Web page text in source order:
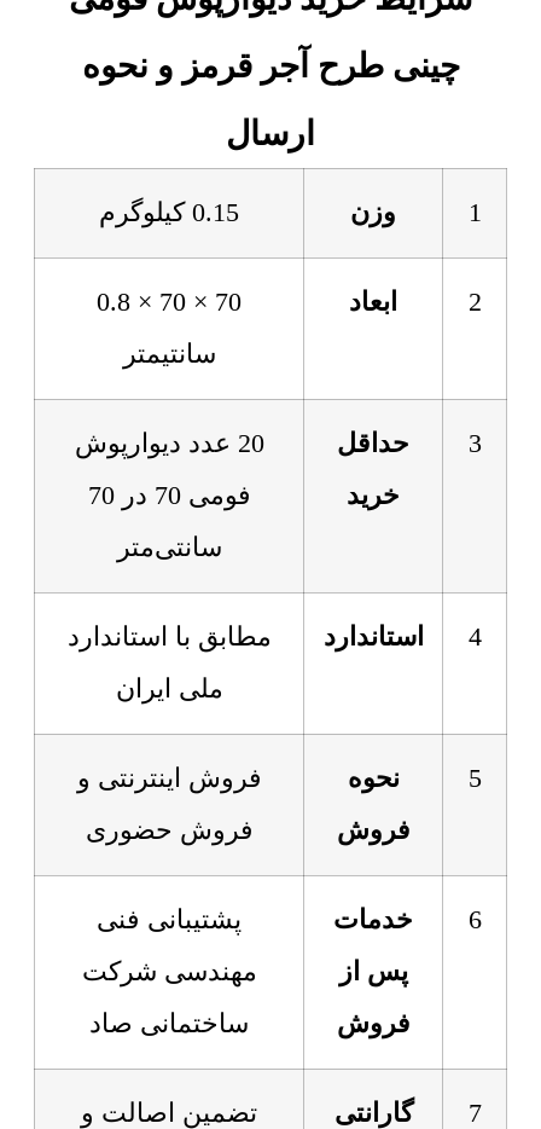
چینی طرح آجر قرمز و نحوه
ارسال
1 وزن 0.15 کیلوگرم
2 ابعاد
70 × 70 × 0.8
سانتیمتر
3
حداقل
خرید
20 عدد دیوارپوش
فومی 70 در 70
سانتی‌متر
4 استاندارد
مطابق با استاندارد
ملی ایران
5
نحوه
فروش
فروش اینترنتی و
فروش حضوری
6
خدمات
پس از
فروش
پشتیبانی فنی
مهندسی شرکت
ساختمانی صاد
7 گارانتی
تضمین اصالت و